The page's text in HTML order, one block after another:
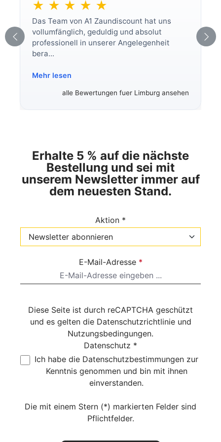
★ ★ ★ ★ ★
Das Team von A1 Zaundiscount hat uns
vollumfänglich, geduldig und absolut
professionell in unserer Angelegenheit
bera...
Mehr lesen
alle Bewertungen fuer Limburg ansehen
Erhalte 5 % auf die nächste
Bestellung und sei mit
unserem Newsletter immer auf
dem neuesten Stand.
Aktion *
E-Mail-Adresse *
Diese Seite ist durch reCAPTCHA geschützt
und es gelten die Datenschutzrichtlinieund
Nutzungsbedingungen.
Datenschutz *
Ich habe die Datenschutzbestimmungen zur
Kenntnis genommen und bin mit ihnen
einverstanden.
Die mit einem Stern (*) markierten Felder sind
Pflichtfelder.